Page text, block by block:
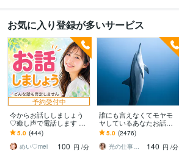
お気に入り登録が多いサービス
予約受付中
今からお話ししましょう
♡癒し声で電話します 気
楽にフリートーク♡雑談
から悩み相談まで✨5分で
も大歓迎❤️
5.0 (444)
めい♡mei
100 円 /分
誰にも言えなくてモヤモ
ヤしているあなたお話伺
います ひとりで抱え込ま
ないで！ちょっと聞いて
ほしい！でも大丈夫❤️
5.0 (2476)
光の仕事人☆picari
140 円 /分